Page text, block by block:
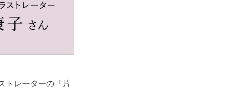
トレーターの「片